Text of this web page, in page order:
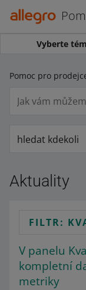
Vyberte
Pomoc pro
hledat kdekoli
Aktuality
FILTR:
V panelu
kompletní
metriky